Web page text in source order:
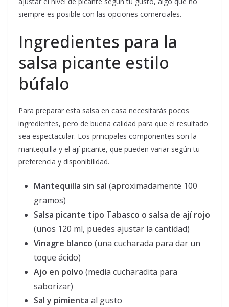
siempre es posible con las opciones comerciales.
Ingredientes para la
salsa picante estilo
búfalo
Para preparar esta salsa en casa necesitarás pocos
ingredientes, pero de buena calidad para que el resultado
sea espectacular. Los principales componentes son la
mantequilla y el ají picante, que pueden variar según tu
preferencia y disponibilidad.
Mantequilla sin sal (aproximadamente 100
gramos)
Salsa picante tipo Tabasco o salsa de ají rojo
(unos 120 ml, puedes ajustar la cantidad)
Vinagre blanco (una cucharada para dar un
toque ácido)
Ajo en polvo (media cucharadita para
saborizar)
Sal y pimienta al gusto